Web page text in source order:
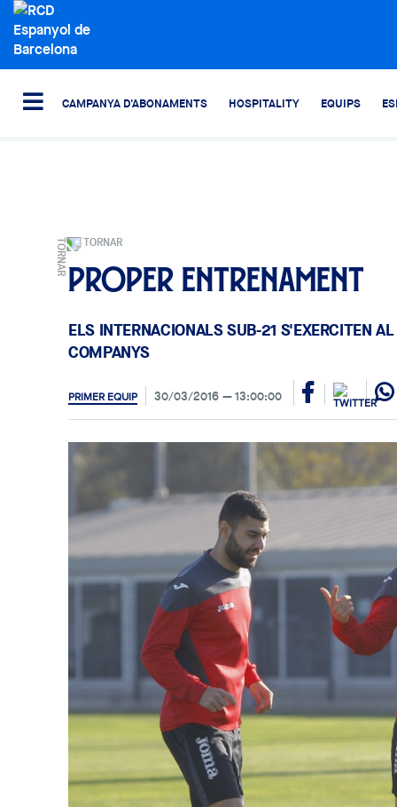
CAMPANYA D'ABONAMENTS HOSPITALITY EQUIPS
TORNAR
Proper entrenament
ELS INTERNACIONALS SUB-21 S'EXERCITEN
COMPANYS
PRIMER EQUIP 30/03/2016 13:00:00